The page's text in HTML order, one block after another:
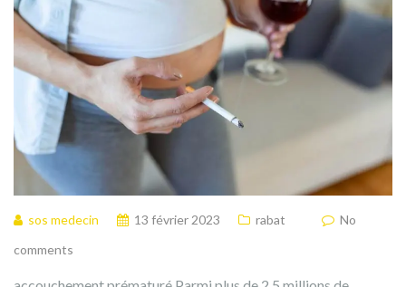
sos medecin 13 février 2023 rabat
No
comments